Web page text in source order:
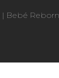
| Bebé Reborn